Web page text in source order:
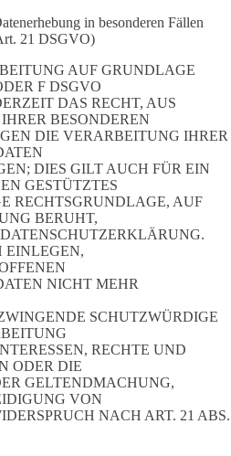
in besonderen Fällen
21 DSGVO)
AUF GRUNDLAGE
F DSGVO
DAS RECHT, AUS
BESONDEREN
DIE VERARBEITUNG IHRER
DIES GILT AUCH FÜR EIN
GESTÜTZTES
RECHTSGRUNDLAGE, AUF
BERUHT,
EINLEGEN,
NICHT MEHR
SCHUTZWÜRDIGE
RECHTE UND
ODER DIE
GELTENDMACHUNG,
VON
NACH ART. 21 ABS.